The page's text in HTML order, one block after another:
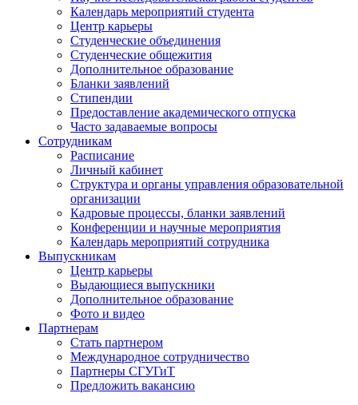
Календарь мероприятий студента
Центр карьеры
Студенческие объединения
Студенческие общежития
Дополнительное образование
Бланки заявлений
Стипендии
Предоставление академического отпуска
Часто задаваемые вопросы
Сотрудникам
Расписание
Личный кабинет
Структура и органы управления образовательной
организации
Кадровые процессы, бланки заявлений
Конференции и научные мероприятия
Календарь мероприятий сотрудника
Выпускникам
Центр карьеры
Выдающиеся выпускники
Дополнительное образование
Фото и видео
Партнерам
Стать партнером
Международное сотрудничество
Партнеры СГУГиТ
Предложить вакансию